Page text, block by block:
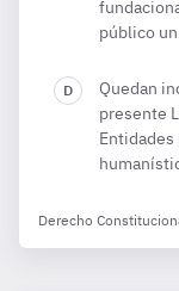
público
Quedan
presente
Derecho